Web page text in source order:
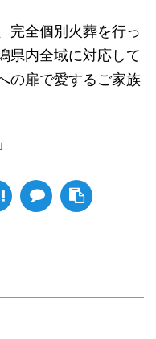
完全個別火葬を行っ
県内全域に対応して
の扉で愛するご家族